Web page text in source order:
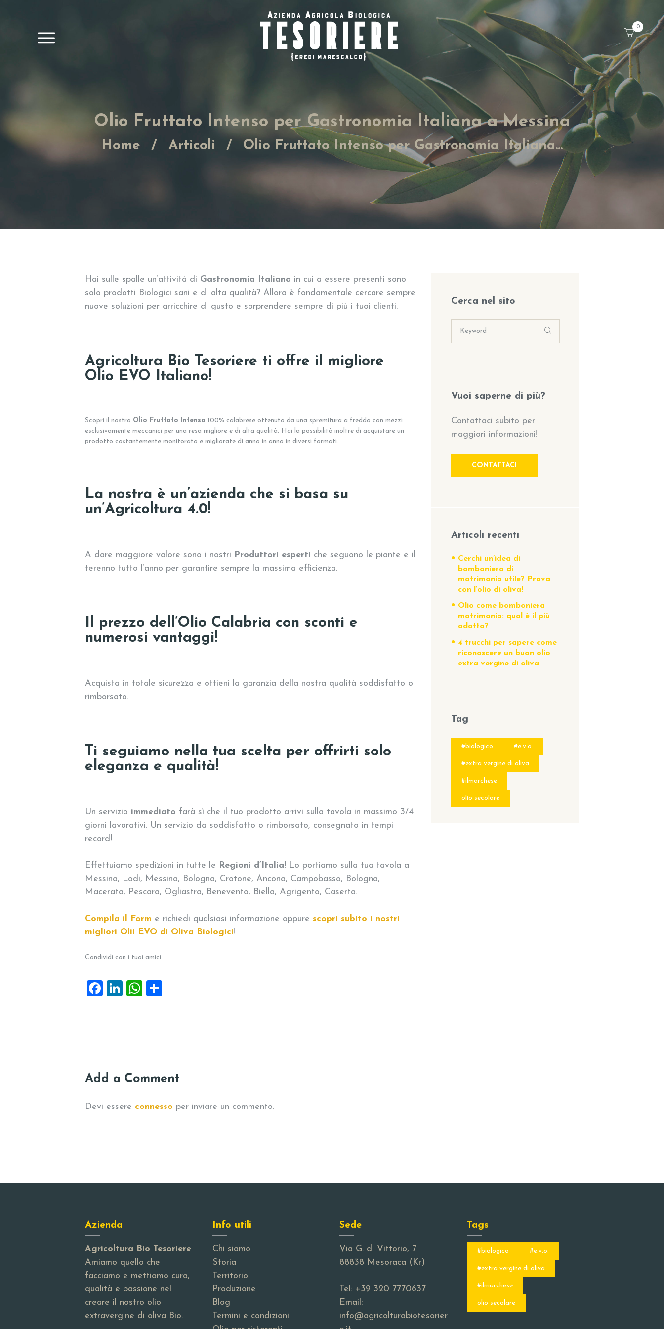
0
Olio Fruttato Intenso per Gastronomia Italiana a Messina
Home Articoli Olio Fruttato Intenso per Gastronomia Italiana...
Hai sulle spalle un’attività di Gastronomia Italiana in cui a essere presenti sono
solo prodotti Biologici sani e di alta qualità? Allora è fondamentale cercare sempre
nuove soluzioni per arricchire di gusto e sorprendere sempre di più i tuoi clienti.
Agricoltura Bio Tesoriere ti offre il migliore
Olio EVO Italiano!
Scopri il nostro Olio Fruttato Intenso 100% calabrese ottenuto da una spremitura a freddo con mezzi
esclusivamente meccanici per una resa migliore e di alta qualità. Hai la possibilità inoltre di acquistare un
prodotto costantemente monitorato e migliorate di anno in anno in diversi formati.
La nostra è un’azienda che si basa su
un’Agricoltura 4.0!
A dare maggiore valore sono i nostri Produttori esperti che seguono le piante e il
terenno tutto l’anno per garantire sempre la massima efficienza.
Il prezzo dell’Olio Calabria con sconti e
numerosi vantaggi!
Acquista in totale sicurezza e ottieni la garanzia della nostra qualità soddisfatto o
rimborsato.
Ti seguiamo nella tua scelta per offrirti solo
eleganza e qualità!
Un servizio immediato farà sì che il tuo prodotto arrivi sulla tavola in massimo 3/4
giorni lavorativi. Un servizio da soddisfatto o rimborsato, consegnato in tempi
record!
Effettuiamo spedizioni in tutte le Regioni d’Italia! Lo portiamo sulla tua tavola a
Messina, Lodi, Messina, Bologna, Crotone, Ancona, Campobasso, Bologna,
Macerata, Pescara, Ogliastra, Benevento, Biella, Agrigento, Caserta.
Compila il Form e richiedi qualsiasi informazione oppure scopri subito i nostri
migliori Olii EVO di Oliva Biologici!
Condividi con i tuoi amici
F
o
Li
W
p
Add a Comment
Devi essere connesso per inviare un commento.
Cerca nel sito
Vuoi saperne di più?
Contattaci subito per
maggiori informazioni!
CONTATTACI
Articoli recenti
Cerchi un’idea di
bomboniera di
matrimonio utile? Prova
con l’olio di oliva!
Olio come bomboniera
matrimonio: qual è il più
adatto?
4 trucchi per sapere come
riconoscere un buon olio
extra vergine di oliva
Tag
#biologico #e.v.o.
#extra vergine di oliva
#ilmarchese
olio secolare
Azienda
Agricoltura Bio Tesoriere
Amiamo quello che
facciamo e mettiamo cura,
qualità e passione nel
creare il nostro olio
extravergine di oliva Bio.
Info utili
Chi siamo
Storia
Territorio
Produzione
Blog
Termini e condizioni
Sede
Via G. di Vittorio, 7
88838 Mesoraca (Kr)
Tel: +39 320 7770637
Email:
info@agricolturabiotesorier
Tags
#biologico #e.v.o.
#extra vergine di oliva
#ilmarchese
olio secolare